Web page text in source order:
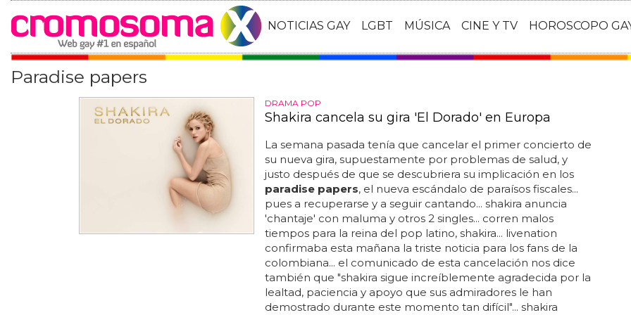
NOTICIAS GAY LGBT MÚSICA CINE Y TV HOROSCOPO
Paradise papers
DRAMA POP
Shakira cancela su gira 'El Dorado' en Europa
La semana pasada tenía que cancelar el primer concierto de
su nueva gira, supuestamente por problemas de salud, y
justo después de que se descubriera su implicación en los
paradise papers, el nueva escándalo de paraísos fiscales...
pues a recuperarse y a seguir cantando... shakira anuncia
'chantaje' con maluma y otros 2 singles... corren malos
tiempos para la reina del pop latino, shakira... livenation
confirmaba esta mañana la triste noticia para los fans de la
colombiana... el comunicado de esta cancelación nos dice
también que "shakira sigue increíblemente agradecida por la
lealtad, paciencia y apoyo que sus admiradores le han
demostrado durante este momento tan difícil"... shakira